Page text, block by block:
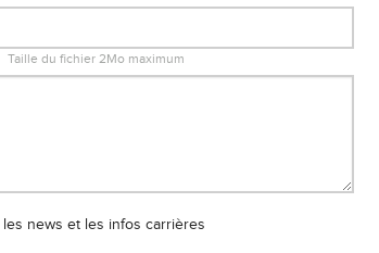
Taille du fichier 2Mo maximum
news et les infos carrières